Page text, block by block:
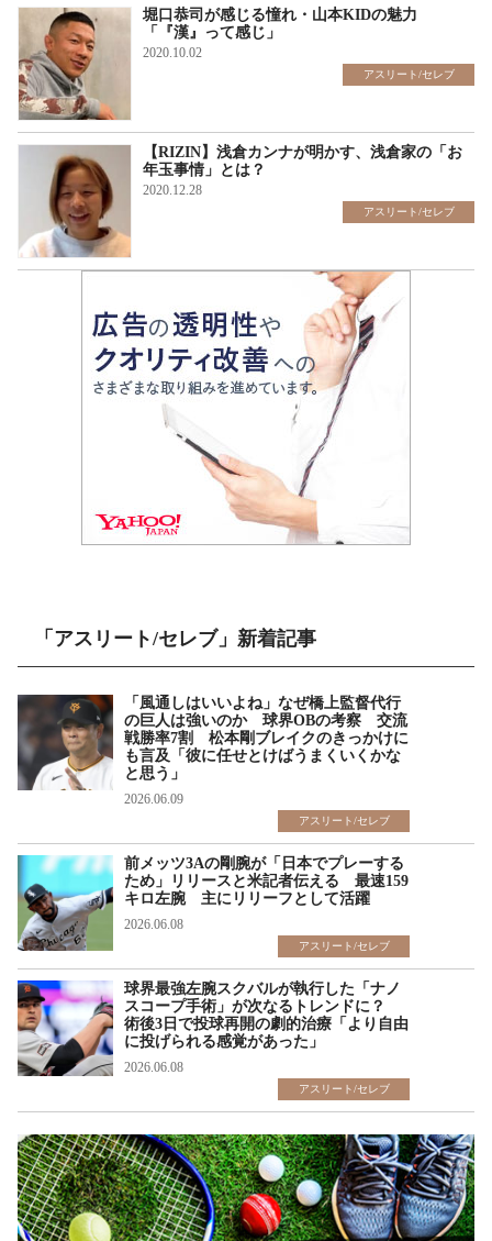
堀口恭司が感じる憧れ・山本KIDの魅力
「『漢』って感じ」
2020.10.02
アスリート/セレブ
【RIZIN】浅倉カンナが明かす、浅倉家の「お
年玉事情」とは？
2020.12.28
アスリート/セレブ
「アスリート/セレブ」新着記事
「風通しはいいよね」なぜ橋上監督代行
の巨人は強いのか 球界OBの考察 交流
戦勝率7割 松本剛ブレイクのきっかけに
も言及「彼に任せとけばうまくいくかな
と思う」
2026.06.09
アスリート/セレブ
前メッツ3Aの剛腕が「日本でプレーする
ため」リリースと米記者伝える 最速159
キロ左腕 主にリリーフとして活躍
2026.06.08
アスリート/セレブ
球界最強左腕スクバルが執行した「ナノ
スコープ手術」が次なるトレンドに？
術後3日で投球再開の劇的治療「より自由
に投げられる感覚があった」
2026.06.08
アスリート/セレブ